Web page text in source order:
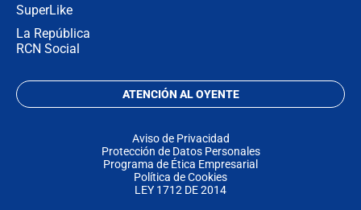
SuperLike
La República
RCN Social
ATENCIÓN AL OYENTE
Aviso de Privacidad
Protección de Datos Personales
Programa de Ética Empresarial
Política de Cookies
LEY 1712 DE 2014